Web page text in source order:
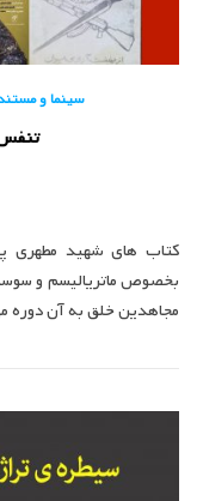
سینما و
کتاب های شهید مطهری پیوند عمیقی با جریان های معرفتی عصر خود
بخصوص ماتریالیسم و
مجاهدین خلق به آن دوره